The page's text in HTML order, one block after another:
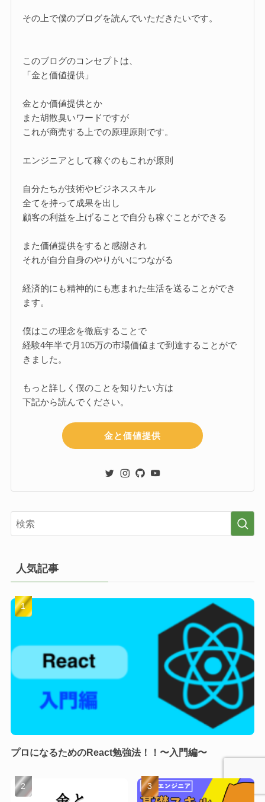
その上で僕のブログを読んでいただきたいです。
このブログのコンセプトは、
「金と価値提供」
金とか価値提供とか
また胡散臭いワードですが
これが商売する上での原理原則です。
エンジニアとして稼ぐのもこれが原則
自分たちが技術やビジネススキル
全てを持って成果を出し
顧客の利益を上げることで自分も稼ぐことができる
また価値提供をすると感謝され
それが自分自身のやりがいにつながる
経済的にも精神的にも恵まれた生活を送ることができ
ます。
僕はこの理念を徹底することで
経験4年半で月105万の市場価値まで到達することがで
きました。
もっと詳しく僕のことを知りたい方は
下記から読んでください。
金と価値提供
人気記事
プロになるためのReact勉強法！！〜入門編〜